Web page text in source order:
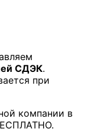
СДЭК.
при
компании в